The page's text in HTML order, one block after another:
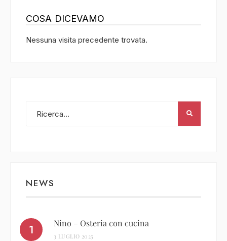
COSA DICEVAMO
Nessuna visita precedente trovata.
NEWS
Nino – Osteria con cucina
3 LUGLIO 2025